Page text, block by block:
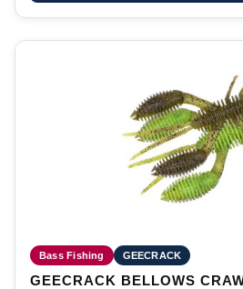
Bass Fishing GEECRACK
GEECRACK BELLOWS